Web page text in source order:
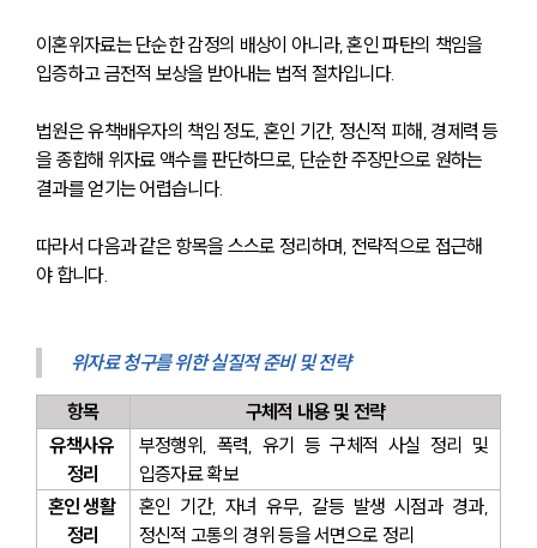
이혼위자료는 단순한 감정의 배상이 아니라, 혼인 파탄의 책임을
입증하고 금전적 보상을 받아내는 법적 절차입니다.
법원은 유책배우자의 책임 정도, 혼인 기간, 정신적 피해, 경제력 등
을 종합해 위자료 액수를 판단하므로, 단순한 주장만으로 원하는
결과를 얻기는 어렵습니다.
따라서 다음과 같은 항목을 스스로 정리하며, 전략적으로 접근해
야 합니다.
위자료 청구를 위한 실질적 준비 및 전략
항목
구체적 내용 및 전략
유책사유
정리
부정행위, 폭력, 유기 등 구체적 사실 정리 및
입증자료 확보
혼인 생활
정리
혼인 기간, 자녀 유무, 갈등 발생 시점과 경과,
정신적 고통의 경위 등을 서면으로 정리